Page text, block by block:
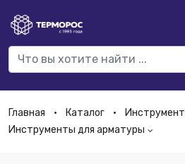
Главная Каталог
Инструмент
Инструменты для арматуры